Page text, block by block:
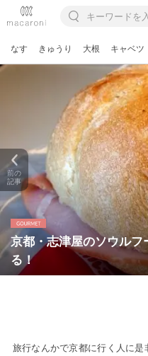
なす きゅうり 大根 キャベツ
京都・志津屋のソウル
る！
前の
記事
旅行なんかで京都に行く人に